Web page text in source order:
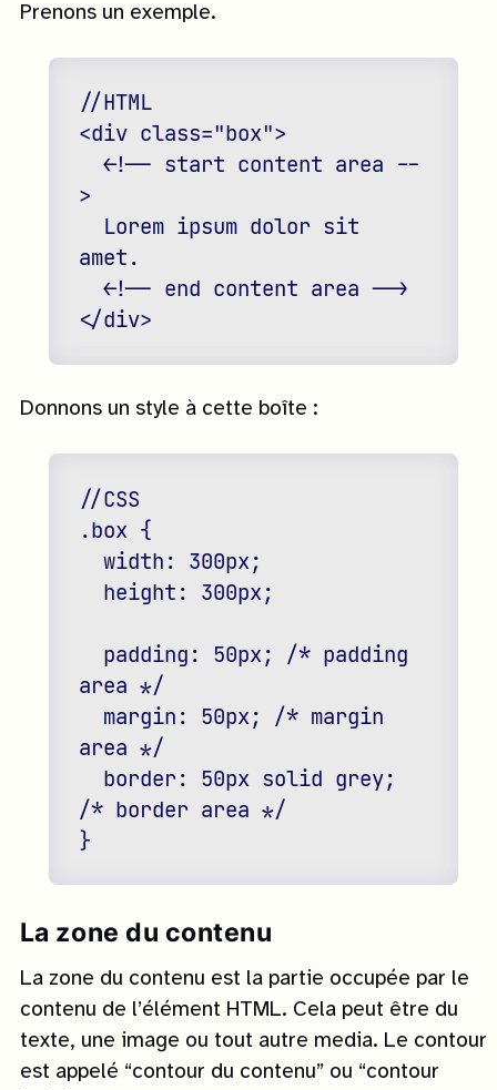
Prenons un exemple.
//HTML
<div class="box">
>
amet.
Donnons un style à cette boîte :
//CSS
.box {
area */
area */
/* border area */
La zone du contenu
La zone du contenu est la partie occupée par le
contenu de l’élément HTML. Cela peut être du
texte, une image ou tout autre media. Le contour
est appelé “contour du contenu” ou “contour